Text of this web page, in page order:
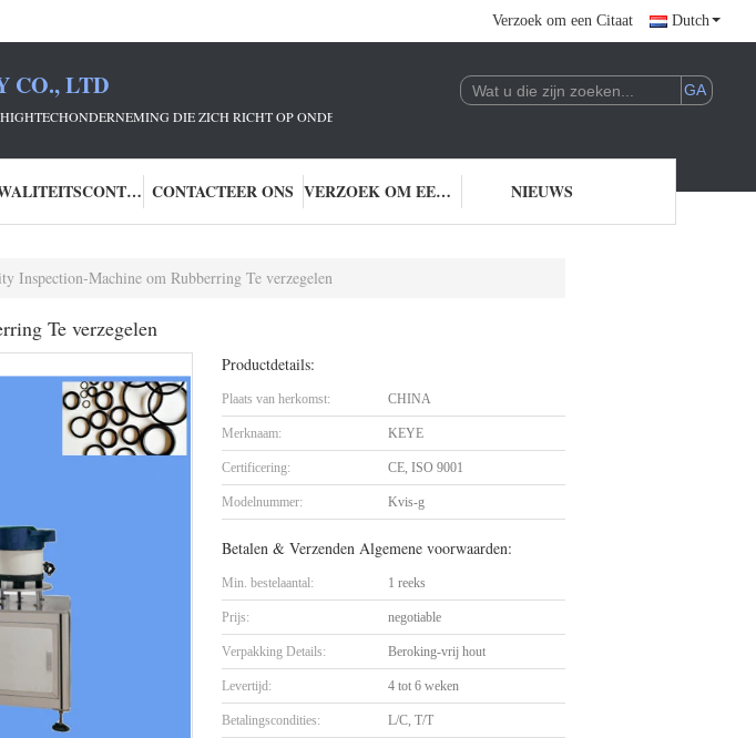
Verzoek om een Citaat Dutch
CO., LTD
DIE ZICH RICHT OP ONDERZOEK EN ONTWIKKELING EN TOEPASSING VAN AI-
KWALITEITSCONTROLE CONTACTEER ONS VERZOEK OM EEN CITAAT NIEUWS
Inspection-Machine om Rubberring Te verzegelen
Te verzegelen
Productdetails:
Plaats van herkomst: CHINA
Merknaam: KEYE
Certificering: CE, ISO 9001
Modelnummer: Kvis-g
Betalen & Verzenden Algemene voorwaarden:
Min. bestelaantal: 1 reeks
Prijs: negotiable
Verpakking Details: Beroking-vrij hout
Levertijd: 4 tot 6 weken
Betalingscondities: L/C, T/T